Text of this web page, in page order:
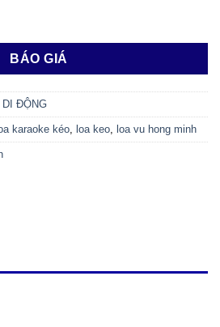
BÁO GIÁ
DI ĐỘNG
karaoke kéo, loa keo, loa vu hong minh